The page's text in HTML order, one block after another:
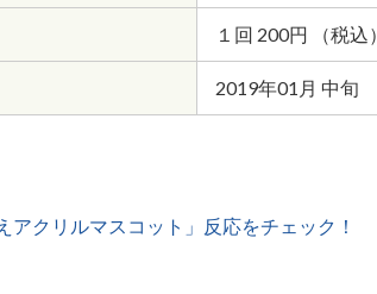
１回 200円 （税込）
2019年01月 中旬
アクリルマスコット」反応をチェック！